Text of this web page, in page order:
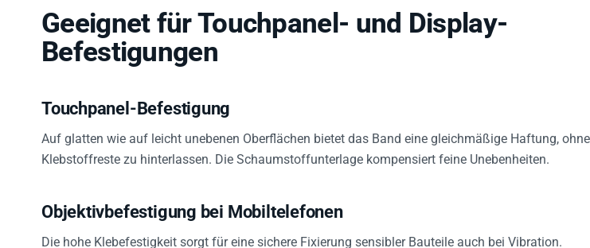
Geeignet für Touchpanel- und Display-
Befestigungen
Touchpanel-Befestigung
Auf glatten wie auf leicht unebenen Oberflächen bietet das Band eine gleichmäßige Haftung, ohne
Klebstoffreste zu hinterlassen. Die Schaumstoffunterlage kompensiert feine Unebenheiten.
Objektivbefestigung bei Mobiltelefonen
Die hohe Klebefestigkeit sorgt für eine sichere Fixierung sensibler Bauteile auch bei Vibration.